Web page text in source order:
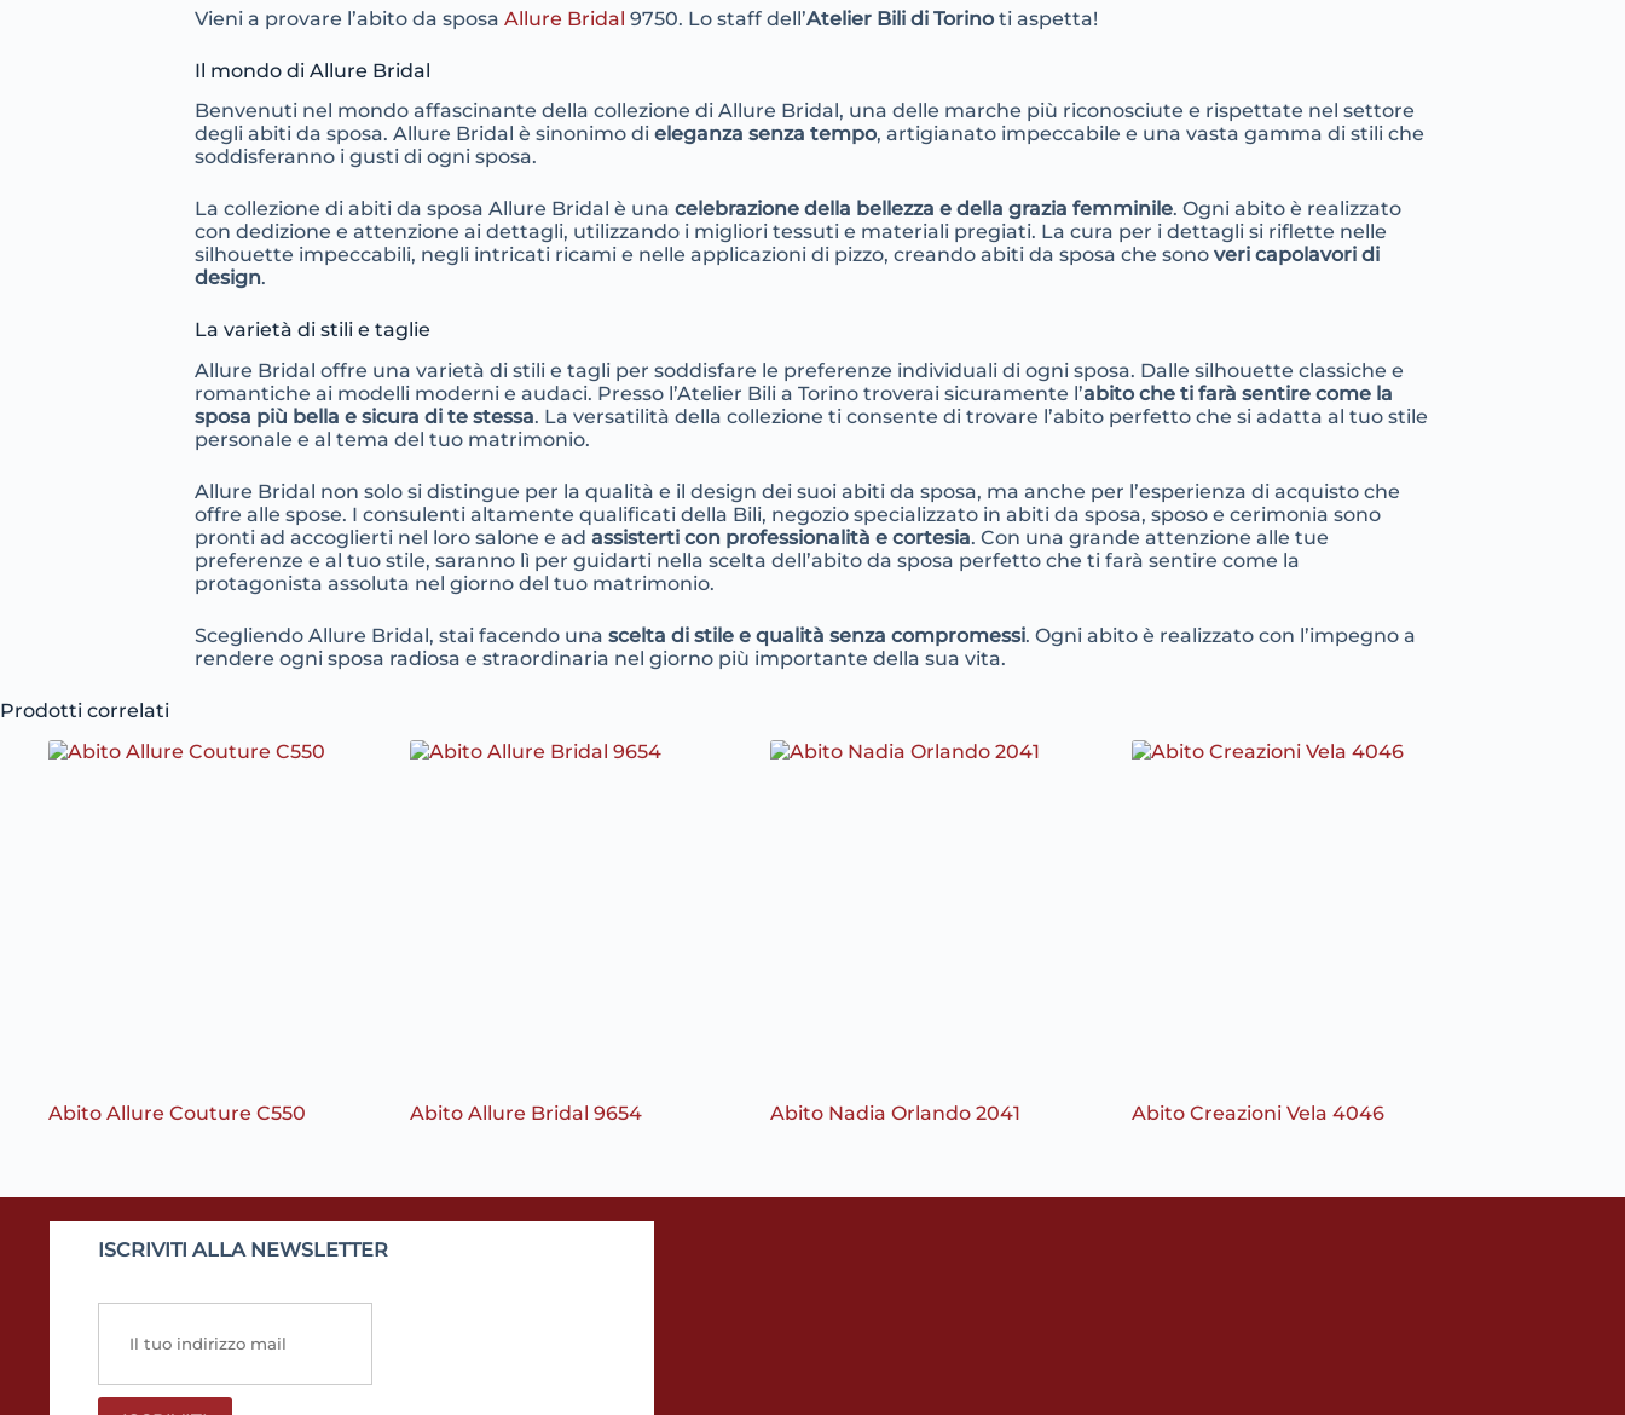
Vieni a provare l’abito da sposaAllure Bridal 9750. Lo staff dell’Atelier Bili di Torino ti aspetta!
Il mondo di Allure Bridal
Benvenuti nel mondo affascinante della collezione di Allure Bridal, una delle marche più riconosciute e rispettate nel settore
degli abiti da sposa. Allure Bridal è sinonimo dieleganza senza tempo, artigianato impeccabile e una vasta gamma di stili che
soddisferanno i gusti di ogni sposa.
La collezione di abiti da sposa Allure Bridal è unacelebrazione della bellezza e della grazia femminile. Ogni abito è realizzato
con dedizione e attenzione ai dettagli, utilizzando i migliori tessuti e materiali pregiati. La cura per i dettagli si riflette nelle
silhouette impeccabili, negli intricati ricami e nelle applicazioni di pizzo, creando abiti da sposa che sonoveri capolavori di
design.
La varietà di stili e taglie
Allure Bridal offre una varietà di stili e tagli per soddisfare le preferenze individuali di ogni sposa. Dalle silhouette classiche e
romantiche ai modelli moderni e audaci. Presso l’Atelier Bili a Torino troverai sicuramente l’abito che ti farà sentire come la
sposa più bella e sicura di te stessa. La versatilità della collezione ti consente di trovare l’abito perfetto che si adatta al tuo stile
personale e al tema del tuo matrimonio.
Allure Bridal non solo si distingue per la qualità e il design dei suoi abiti da sposa, ma anche per l’esperienza di acquisto che
offre alle spose. I consulenti altamente qualificati della Bili, negozio specializzato in abiti da sposa, sposo e cerimonia sono
pronti ad accoglierti nel loro salone e adassisterti con professionalità e cortesia. Con una grande attenzione alle tue
preferenze e al tuo stile, saranno lì per guidarti nella scelta dell’abito da sposa perfetto che ti farà sentire come la
protagonista assoluta nel giorno del tuo matrimonio.
Scegliendo Allure Bridal, stai facendo unascelta di stile e qualità senza compromessi. Ogni abito è realizzato con l’impegno a
rendere ogni sposa radiosa e straordinaria nel giorno più importante della sua vita.
Prodotti correlati
Abito Allure Couture C550 Abito Allure Bridal 9654 Abito Nadia Orlando 2041 Abito Creazioni Vela 4046
ISCRIVITI ALLA NEWSLETTER